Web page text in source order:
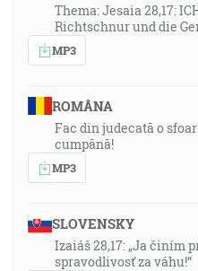
Thema: Jesaia 28,17:
Richtschnur und die
MP3
ROMÂNA
Fac din judecată o
cumpănă!
MP3
SLOVENSKY
Izaiáš 28,17: „Ja činím
spravodlivosť za váhu!“